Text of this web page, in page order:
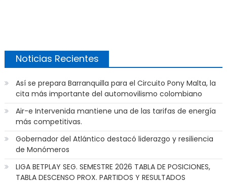
Noticias Recientes
Así se prepara Barranquilla para el Circuito Pony Malta, la
cita más importante del automovilismo colombiano
Air-e Intervenida mantiene una de las tarifas de energía
más competitivas.
Gobernador del Atlántico destacó liderazgo y resiliencia
de Monómeros
LIGA BETPLAY SEG. SEMESTRE 2026 TABLA DE POSICIONES,
TABLA DESCENSO PROX. PARTIDOS Y RESULTADOS